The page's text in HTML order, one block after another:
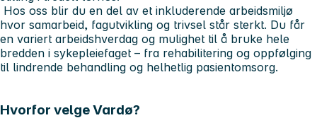
Hos oss blir du en del av et inkluderende arbeidsmiljø
hvor samarbeid, fagutvikling og trivsel står sterkt. Du får
en variert arbeidshverdag og mulighet til å bruke hele
bredden i sykepleiefaget – fra rehabilitering og oppfølging
til lindrende behandling og helhetlig pasientomsorg.
Hvorfor velge Vardø?